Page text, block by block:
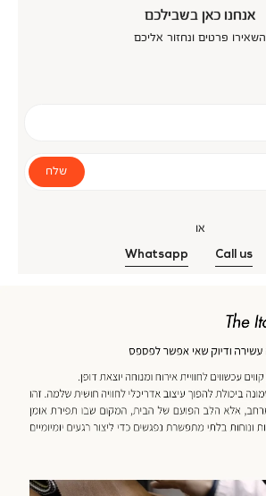
אנחנו כאן בשבילכם
השאירו פרטים ונחזור אליכם
שלח
או
Call us
Whatsapp